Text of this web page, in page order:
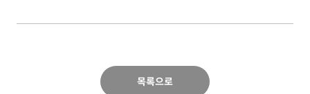
목록으로